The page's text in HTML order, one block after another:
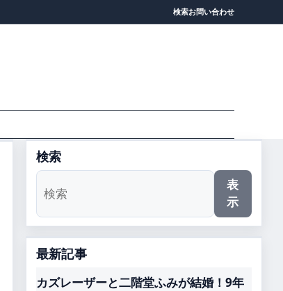
検索お問い合わせ
検索
表
示
最新記事
カズレーザーと二階堂ふみが結婚！9年